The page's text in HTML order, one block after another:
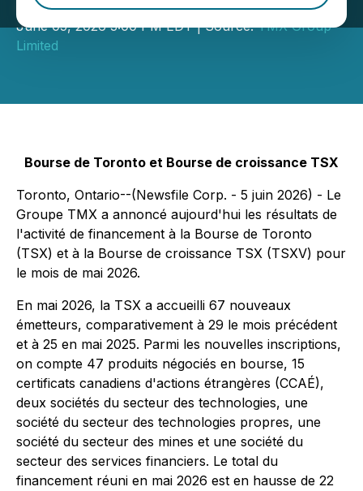
June 05, 2026 3:00 PM EDT | Source:TMX Group
Limited
Bourse de Toronto et Bourse de croissance TSX
Toronto, Ontario--(Newsfile Corp. - 5 juin 2026) - Le
Groupe TMX a annoncé aujourd'hui les résultats de
l'activité de financement à la Bourse de Toronto
(TSX) et à la Bourse de croissance TSX (TSXV) pour
le mois de mai 2026.
En mai 2026, la TSX a accueilli 67 nouveaux
émetteurs, comparativement à 29 le mois précédent
et à 25 en mai 2025. Parmi les nouvelles inscriptions,
on compte 47 produits négociés en bourse, 15
certificats canadiens d'actions étrangères (CCAÉ),
deux sociétés du secteur des technologies, une
société du secteur des technologies propres, une
société du secteur des mines et une société du
secteur des services financiers. Le total du
financement réuni en mai 2026 est en hausse de 22